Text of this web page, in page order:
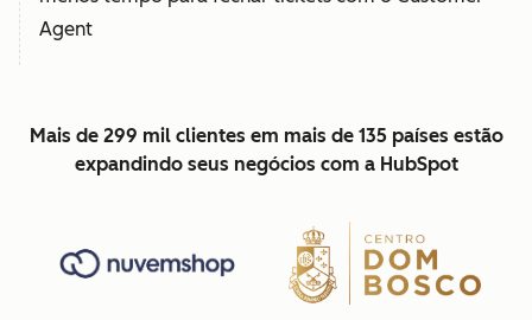
Agent
Mais de 299 mil clientes em mais de 135 países estão
expandindo seus negócios com a HubSpot